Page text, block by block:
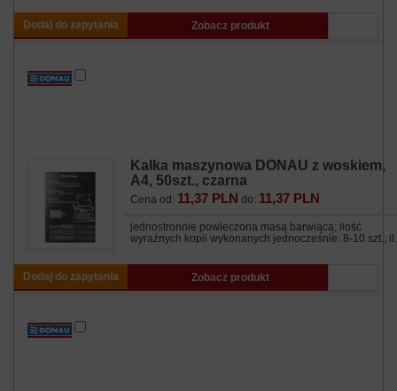
Dodaj do zapytania Zobacz produkt
Kalka maszynowa DONAU z woskiem,
A4, 50szt., czarna
Cena od: 11,37 PLN do: 11,37 PLN
jednostronnie powleczona masą barwiącą; ilość
wyraźnych kopii wykonanych jednocześnie: 8-10 szt.;
Dodaj do zapytania Zobacz produkt